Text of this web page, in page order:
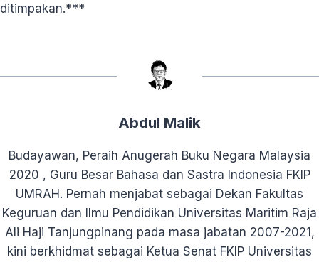
ditimpakan.***
Abdul Malik
Budayawan, Peraih Anugerah Buku Negara Malaysia
2020 , Guru Besar Bahasa dan Sastra Indonesia FKIP
UMRAH. Pernah menjabat sebagai Dekan Fakultas
Keguruan dan Ilmu Pendidikan Universitas Maritim Raja
Ali Haji Tanjungpinang pada masa jabatan 2007-2021,
kini berkhidmat sebagai Ketua Senat FKIP Universitas